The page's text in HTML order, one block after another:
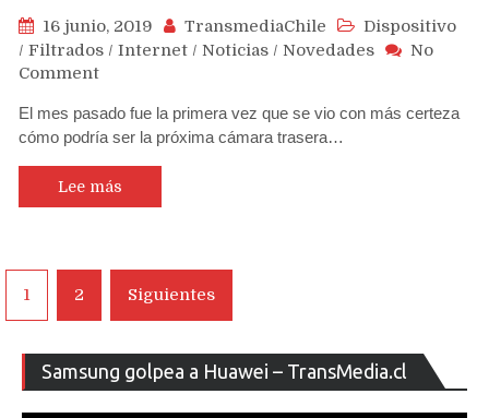
16 junio, 2019 TransmediaChile
Dispositivo
/ Filtrados / Internet / Noticias / Novedades
No
Commenton
en
video
las
tres
cámaras
iPhone
2019
proveedor
Olixar
El mes pasado fue la primera vez que se vio con más certeza
cómo podría ser la próxima cámara trasera…
Lee más
Navegación
de
entradas
1 2 Siguientes
Samsung golpea a Huawei – TransMedia.cl
de